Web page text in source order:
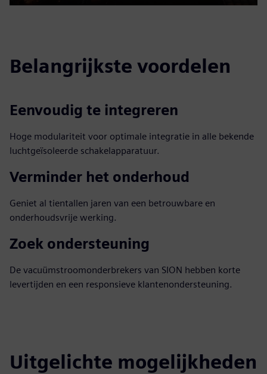
Play Mute Settings
PIP
Enter
Belangrijkste voordelen
Eenvoudig te integreren
Hoge modulariteit voor optimale integratie in alle bekende
luchtgeïsoleerde schakelapparatuur.
Verminder het onderhoud
Geniet al tientallen jaren van een betrouwbare en
onderhoudsvrije werking.
Zoek ondersteuning
De vacuümstroomonderbrekers van SION hebben korte
levertijden en een responsieve klantenondersteuning.
Uitgelichte mogelijkheden